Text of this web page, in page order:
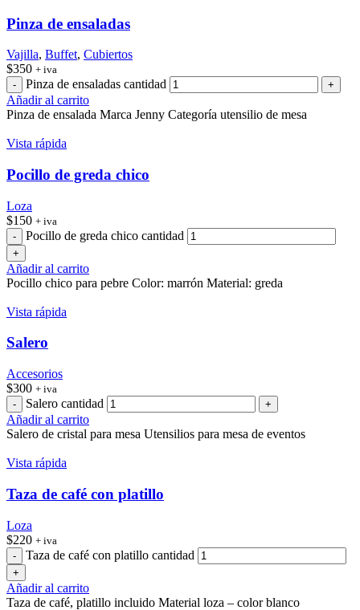
Pinza de ensaladas
Vajilla, Buffet, Cubiertos
$350 + iva
Pinza de ensaladas cantidad
Añadir al carrito
Pinza de ensalada Marca Jenny Categoría utensilio de mesa
Vista rápida
Pocillo de greda chico
Loza
$150 + iva
Pocillo de greda chico cantidad
Añadir al carrito
Pocillo chico para pebre Color: marrón Material: greda
Vista rápida
Salero
Accesorios
$300 + iva
Salero cantidad
Añadir al carrito
Salero de cristal para mesa Utensilios para mesa de eventos
Vista rápida
Taza de café con platillo
Loza
$220 + iva
Taza de café con platillo cantidad
Añadir al carrito
Taza de café, platillo incluido Material loza – color blanco